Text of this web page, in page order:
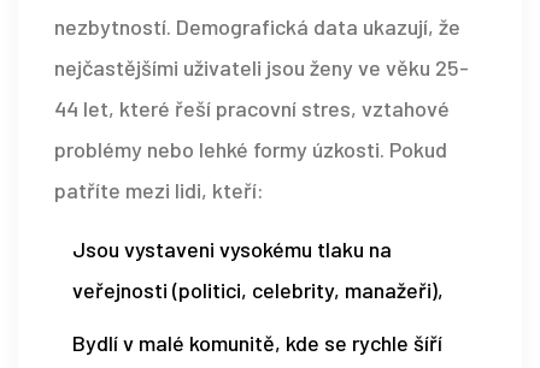
nezbytností. Demografická data ukazují, že
nejčastějšími uživateli jsou ženy ve věku 25-
44 let, které řeší pracovní stres, vztahové
problémy nebo lehké formy úzkosti. Pokud
patříte mezi lidi, kteří:
Jsou vystaveni vysokému tlaku na
veřejnosti (politici, celebrity, manažeři),
Bydlí v malé komunitě, kde se rychle šíří